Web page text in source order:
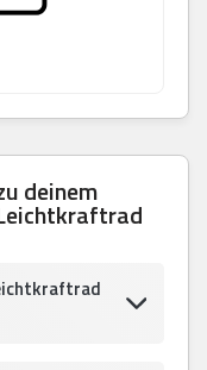
deinem